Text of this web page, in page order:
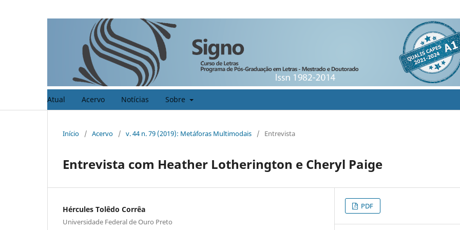
Atual Acervo Notícias Sobre
Início / Acervo / v. 44 n. 79 (2019): Metáforas Multimodais / Entrevista
Entrevista com Heather Lotherington e Cheryl Paige
Hércules Tolêdo Corrêa
Universidade Federal de Ouro Preto
PDF